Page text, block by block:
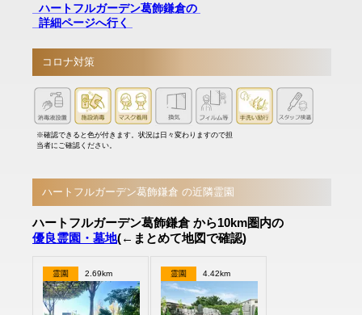
ハートフルガーデン葛飾鎌倉の
詳細ページへ行く
コロナ対策
※確認できると色が付きます。状況は日々変わりますので担
当者にご確認ください。
ハートフルガーデン葛飾鎌倉 の近隣霊園
ハートフルガーデン葛飾鎌倉 から10km圏内の
優良霊園・墓地(←まとめて地図で確認)
霊園 2.69km 霊園 4.42km